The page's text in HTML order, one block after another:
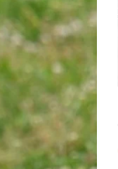
Гастропаб “Drova”